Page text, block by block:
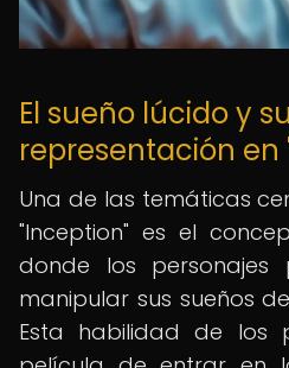
El sueño lúcido y su
representación en
Una de las temáticas
"Inception" es el
donde los personajes
manipular sus sueños
Esta habilidad de los